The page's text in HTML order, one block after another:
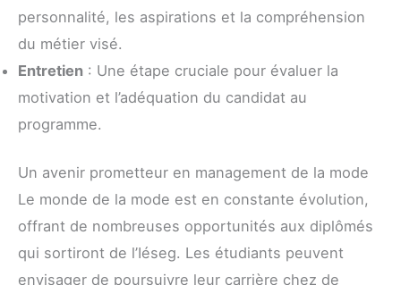
personnalité, les aspirations et la compréhension
du métier visé.
Entretien : Une étape cruciale pour évaluer la
motivation et l’adéquation du candidat au
programme.
Un avenir prometteur en management de la mode
Le monde de la mode est en constante évolution,
offrant de nombreuses opportunités aux diplômés
qui sortiront de l’Iéseg. Les étudiants peuvent
envisager de poursuivre leur carrière chez de